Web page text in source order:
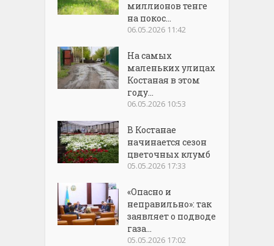
миллионов тенге
на покос...
06.05.2026 11:42
На самых
маленьких улицах
Костаная в этом
году...
06.05.2026 10:53
В Костанае
начинается сезон
цветочных клумб
05.05.2026 17:33
«Опасно и
неправильно»: так
заявляет о подводе
газа...
05.05.2026 17:02